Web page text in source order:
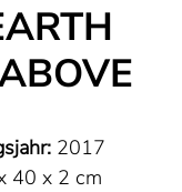
2017
40 x 2 cm